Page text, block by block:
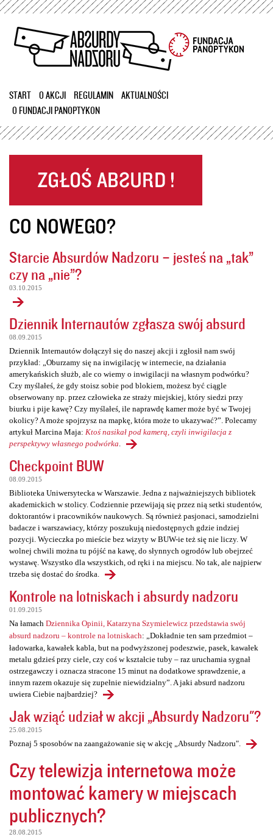
Przejdź
treści
START O AKCJI REGULAMIN
AKTUALNOŚCI
O FUNDACJI PANOPTYKON
CO NOWEGO?
Starcie Absurdów Nadzoru – jesteś na „tak”
czy na „nie”?
03.10.2015
Dziennik Internautów zgłasza swój absurd
08.09.2015
Dziennik Internautów dołączył się do naszej akcji i zgłosił nam swój
przykład: „Oburzamy się na inwigilację w internecie, na działania
amerykańskich służb, ale co wiemy o inwigilacji na własnym podwórku?
Czy myślałeś, że gdy stoisz sobie pod blokiem, możesz być ciągle
obserwowany np. przez człowieka ze straży miejskiej, który siedzi przy
biurku i pije kawę? Czy myślałeś, ile naprawdę kamer może być w Twojej
okolicy? A może spojrzysz na mapkę, która może to ukazywać?”. Polecamy
artykuł Marcina Maja: Ktoś nasikał pod kamerą, czyli inwigilacja z
perspektywy własnego podwórka
Checkpoint BUW
08.09.2015
Biblioteka Uniwersytecka w Warszawie. Jedna z najważniejszych bibliotek
akademickich w stolicy. Codziennie przewijają się przez nią setki studentów,
doktorantów i pracowników naukowych. Są również pasjonaci, samodzielni
badacze i warszawiacy, którzy poszukują niedostępnych gdzie indziej
pozycji. Wycieczka po mieście bez wizyty w BUW-ie też się nie liczy. W
wolnej chwili można tu pójść na kawę, do słynnych ogrodów lub obejrzeć
wystawę. Wszystko dla wszystkich, od ręki i na miejscu. No tak, ale najpierw
trzeba się dostać do środka.
Kontrole na lotniskach i absurdy nadzoru
01.09.2015
Na łamach Dziennika Opinii, Katarzyna Szymielewicz przedstawia swój
absurd nadzoru – kontrole na lotniskach: „Dokładnie ten sam przedmiot –
ładowarka, kawałek kabla, but na podwyższonej podeszwie, pasek, kawałek
metalu gdzieś przy ciele, czy coś w kształcie tuby – raz uruchamia sygnał
ostrzegawczy i oznacza stracone 15 minut na dodatkowe sprawdzenie, a
innym razem okazuje się zupełnie niewidzialny”. A jaki absurd nadzoru
uwiera Ciebie najbardziej?
Jak wziąć udział w akcji „Absurdy Nadzoru"?
25.08.2015
Poznaj 5 sposobów na zaangażowanie się w akcję „Absurdy Nadzoru".
Czy telewizja internetowa może
montować kamery w miejscach
publicznych?
28.08.2015